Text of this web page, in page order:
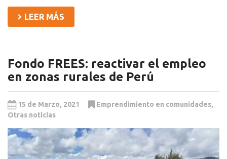
LEER MÁS
Fondo FREES: reactivar el empleo
en zonas rurales de Perú
15 de Marzo, 2021 Emprendimiento en comunidades,
Otras noticias